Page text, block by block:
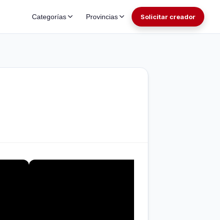
Categorías Provincias Solicitar creador